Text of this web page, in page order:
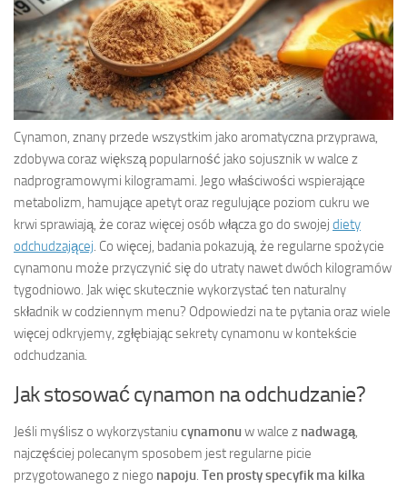
Cynamon, znany przede wszystkim jako aromatyczna przyprawa,
zdobywa coraz większą popularność jako sojusznik w walce z
nadprogramowymi kilogramami. Jego właściwości wspierające
metabolizm, hamujące apetyt oraz regulujące poziom cukru we
krwi sprawiają, że coraz więcej osób włącza go do swojej diety
odchudzającej. Co więcej, badania pokazują, że regularne spożycie
cynamonu może przyczynić się do utraty nawet dwóch kilogramów
tygodniowo. Jak więc skutecznie wykorzystać ten naturalny
składnik w codziennym menu? Odpowiedzi na te pytania oraz wiele
więcej odkryjemy, zgłębiając sekrety cynamonu w kontekście
odchudzania.
Jak stosować cynamon na odchudzanie?
Jeśli myślisz o wykorzystaniu cynamonuw walce z nadwagą,
najczęściej polecanym sposobem jest regularne picie
przygotowanego z niego napoju. Ten prosty specyfik ma kilka